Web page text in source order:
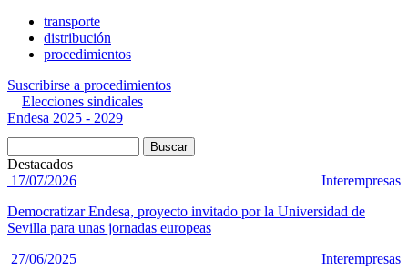
transporte
distribución
procedimientos
Suscribirse a procedimientos
Elecciones sindicales
Endesa 2025 - 2029
Destacados
Interempresas
17/07/2026
Democratizar Endesa, proyecto invitado por la Universidad de
Sevilla para unas jornadas europeas
Interempresas
27/06/2025